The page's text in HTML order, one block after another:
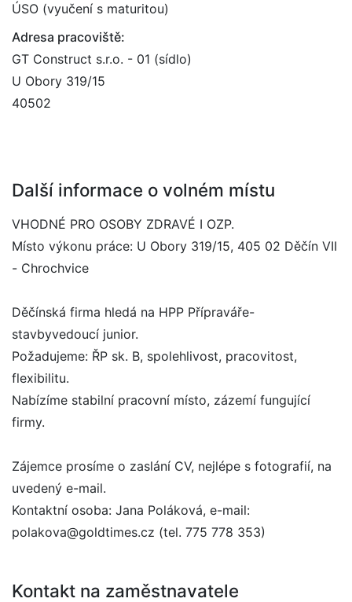
ÚSO (vyučení s maturitou)
Adresa pracoviště:
GT Construct s.r.o. - 01 (sídlo)
U Obory 319/15
40502
Další informace o volném místu
VHODNÉ PRO OSOBY ZDRAVÉ I OZP.
Místo výkonu práce: U Obory 319/15, 405 02 Děčín VII
- Chrochvice
Děčínská firma hledá na HPP Přípraváře-
stavbyvedoucí junior.
Požadujeme: ŘP sk. B, spolehlivost, pracovitost,
flexibilitu.
Nabízíme stabilní pracovní místo, zázemí fungující
firmy.
Zájemce prosíme o zaslání CV, nejlépe s fotografií, na
uvedený e-mail.
Kontaktní osoba: Jana Poláková, e-mail:
polakova@goldtimes.cz (tel. 775 778 353)
Kontakt na zaměstnavatele